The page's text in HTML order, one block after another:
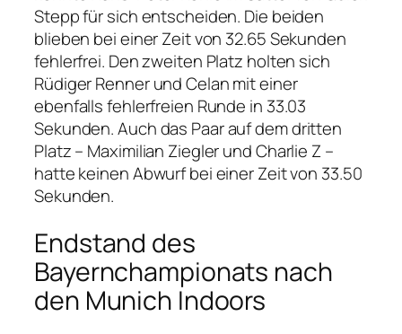
Stepp für sich entscheiden. Die beiden
blieben bei einer Zeit von 32.65 Sekunden
fehlerfrei. Den zweiten Platz holten sich
Rüdiger Renner und Celan mit einer
ebenfalls fehlerfreien Runde in 33.03
Sekunden. Auch das Paar auf dem dritten
Platz – Maximilian Ziegler und Charlie Z –
hatte keinen Abwurf bei einer Zeit von 33.50
Sekunden.
Endstand des
Bayernchampionats nach
den Munich Indoors